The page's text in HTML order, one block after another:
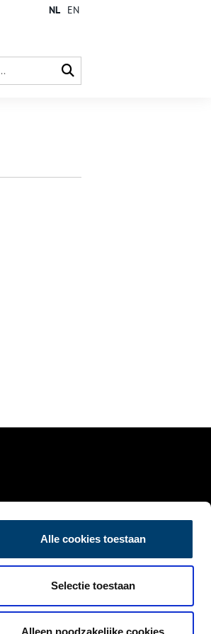
Alle cookies toestaan
Selectie toestaan
Alleen noodzakelijke cookies
NL EN